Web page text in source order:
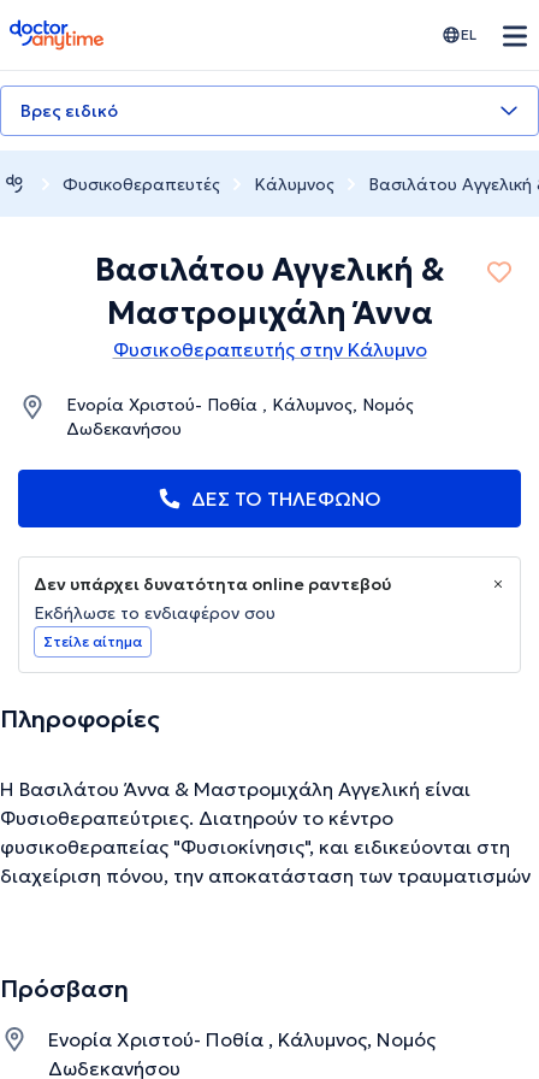
doctoranytime EL
Βρες ειδικό
Φυσικοθεραπευτές Κάλυμνος Βασιλάτου
Βασιλάτου Αγγελική &
Μαστρομιχάλη Άννα
Φυσικοθεραπευτής στην Κάλυμνο
Ενορία Χριστού- Ποθία , Κάλυμνος, Νομός
Δωδεκανήσου
ΔΕΣ ΤΟ ΤΗΛΕΦΩΝΟ
Δεν υπάρχει δυνατότητα online ραντεβού
Εκδήλωσε το ενδιαφέρον σου
Στείλε αίτημα
Πληροφορίες
Η Βασιλάτου Άννα & Μαστρομιχάλη Αγγελική είναι
Φυσιοθεραπεύτριες. Διατηρούν το κέντρο
φυσικοθεραπείας "Φυσιοκίνησις", και ειδικεύονται στη
διαχείριση πόνου, την αποκατάσταση των τραυματισμών
ασθενή στη θεραπεία του για την αποκατάσταση της
και αναπηρίας, την εφαρμογή προληπτικής θεραπείας και
Πρόσβαση
Ενορία Χριστού- Ποθία , Κάλυμνος, Νομός
Δωδεκανήσου